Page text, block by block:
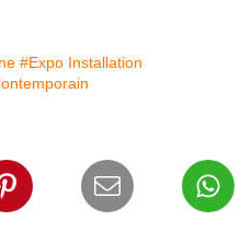
#Expo Installation